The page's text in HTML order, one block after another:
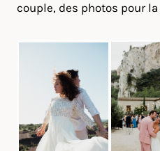
couple, des photos pour la